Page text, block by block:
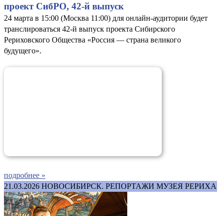
проект СибРО, 42-й выпуск
24 марта в 15:00 (Москва 11:00) для онлайн-аудитории будет
транслироваться 42-й выпуск проекта Сибирского
Рериховского Общества «Россия — страна великого
будущего».
подробнее »
21.03.2026 НОВОСИБИРСК. РЕПОРТАЖИ МУЗЕЯ РЕРИХА